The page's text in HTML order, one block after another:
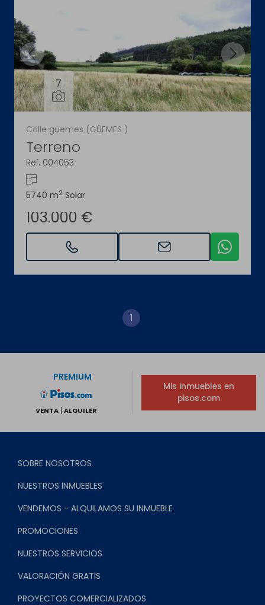
7
Calle güemes (GÜEMES )
Terreno
Ref. 004053
5740 m2 Solar
103.000 €
1
PREMIUM
VENTA ALQUILER
Mis inmuebles en
pisos.com
SOBRE NOSOTROS
NUESTROS INMUEBLES
VENDEMOS - ALQUILAMOS SU INMUEBLE
PROMOCIONES
NUESTROS SERVICIOS
VALORACIÓN GRATIS
PROYECTOS COMERCIALIZADOS